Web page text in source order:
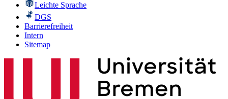
Leichte Sprache
DGS
Barrierefreiheit
Intern
Sitemap